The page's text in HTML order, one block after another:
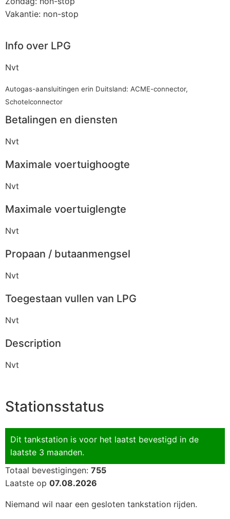
Vakantie: non-stop
Info over LPG
Nvt
Autogas-aansluitingen erin Duitsland: ACME-connector,
Schotelconnector
Betalingen en diensten
Nvt
Maximale voertuighoogte
Nvt
Maximale voertuiglengte
Nvt
Propaan / butaanmengsel
Nvt
Toegestaan vullen van LPG
Nvt
Description
Nvt
Stationsstatus
Dit tankstation is voor het laatst bevestigd in de
laatste 3 maanden.
Totaal bevestigingen: 755
Laatste op 07.08.2026
Niemand wil naar een gesloten tankstation rijden.